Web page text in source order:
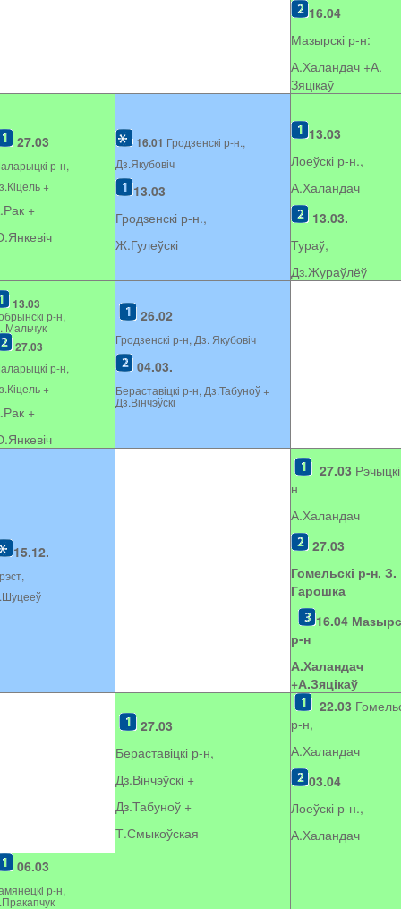
16.04
Мазырскі р-н:
А.Халандач +А.
Зяцікаў
27.03
р-н,
+
+
16.01 Гродзенскі р-н.,
Дз.Якубовіч
13.03
Гродзенскі р-н.,
Ж.Гулеўскі
13.03
Лоеўскі р-н.,
А.Халандач
13.03.
Тураў,
Дз.Жураўлёў
13.03
р-н,
Мальчук
27.03
р-н,
+
+
26.02
Гродзенскі р-н, Дз. Якубовіч
04.03.
Бераставіцкі р-н, Дз.Табуноў +
Дз.Вінчэўскі
15.12.
27.03
н
А.Халандач
27.03
Гомельскі р-н, З.
Гарошка
16.04
р-н
А.Халандач
+А.Зяцікаў
27.03
Бераставіцкі р-н,
Дз.Вінчэўскі +
Дз.Табуноў +
Т.Смыкоўская
22.03
р-н,
А.Халандач
03.04
Лоеўскі р-н.,
А.Халандач
06.03
р-н,